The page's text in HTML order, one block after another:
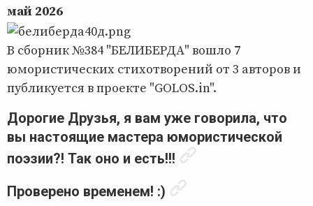
май 2026
В сборник №384 "БЕЛИБЕРДА" вошло 7
юмористических стихотворений от 3 авторов и
публикуется в проекте "GOLOS.in".
Дорогие Друзья, я вам уже говорила, что
вы настоящие мастера юмористической
поэзии?! Так оно и есть!!!
Проверено временем! :)